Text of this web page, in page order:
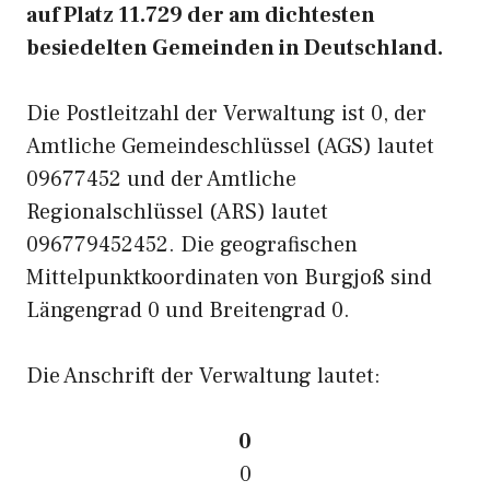
auf Platz 11.729 der am dichtesten
besiedelten Gemeinden in Deutschland.
Die Postleitzahl der Verwaltung ist 0, der
Amtliche Gemeindeschlüssel (AGS) lautet
09677452 und der Amtliche
Regionalschlüssel (ARS) lautet
096779452452. Die geografischen
Mittelpunktkoordinaten von Burgjoß sind
Längengrad 0 und Breitengrad 0.
Die Anschrift der Verwaltung lautet:
0
0